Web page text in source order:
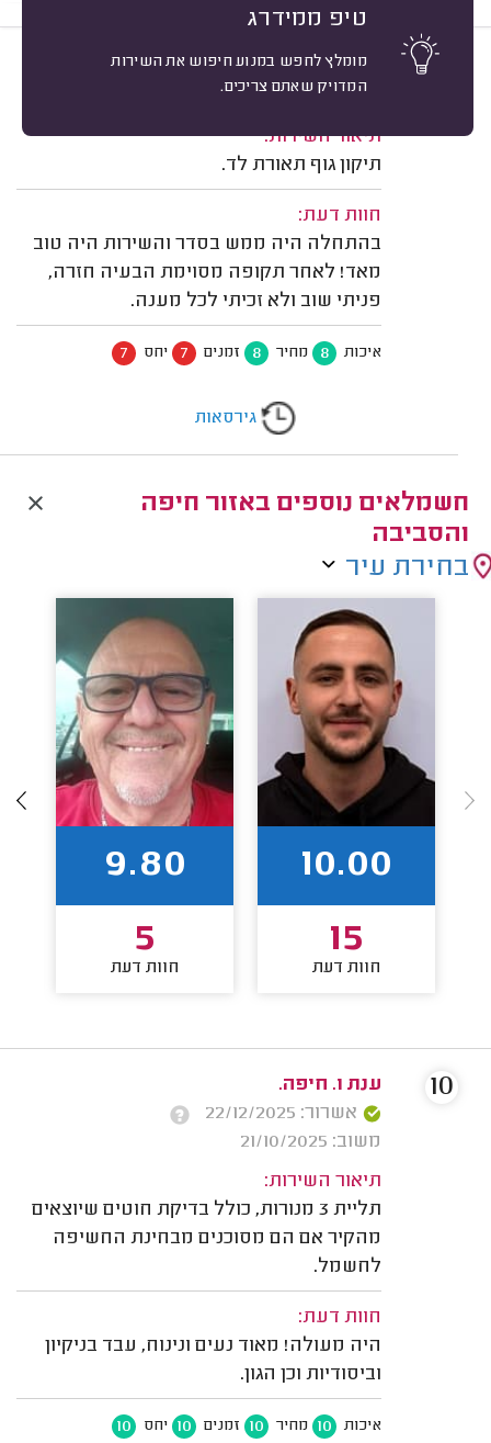
טיפ ממידרג
מומלץ לחפש במנוע חיפוש את השירות
המדויק שאתם צריכים.
אלכס גולץ, חיפה.
משוב: 29/06/2026
תיאור השירות:
תיקון גוף תאורת לד.
חוות דעת:
בהתחלה היה ממש בסדר והשירות היה טוב
מאד! לאחר תקופה מסוימת הבעיה חזרה,
פניתי שוב ולא זכיתי לכל מענה.
איכות 8 מחיר 8 זמנים 7 יחס 7
גירסאות
חשמלאים נוספים באזור חיפה
והסביבה
בחירת עיר
10.00
15
חוות דעת
9.80
5
חוות דעת
ענת ו. חיפה.
אשרור: 22/12/2025
משוב: 21/10/2025
תיאור השירות:
תליית 3 מנורות, כולל בדיקת חוטים שיוצאים
מהקיר אם הם מסוכנים מבחינת החשיפה
לחשמל.
חוות דעת:
היה מעולה! מאוד נעים ונינוח, עבד בניקיון
וביסודיות וכן הגון.
איכות 10 מחיר 10 זמנים 10 יחס 10
10